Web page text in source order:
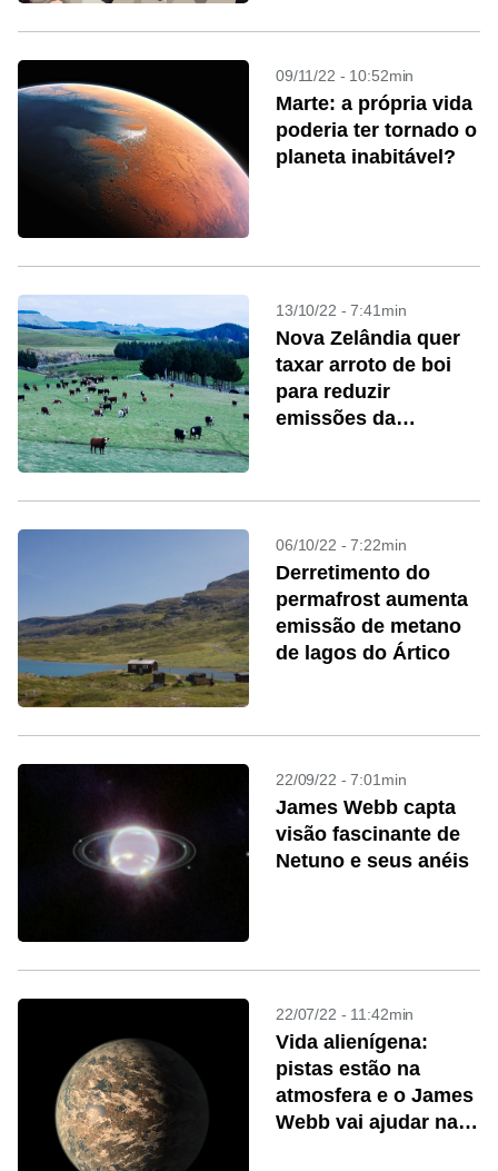
09/11/22 - 10:52min
Marte: a própria vida
poderia ter tornado o
planeta inabitável?
13/10/22 - 7:41min
Nova Zelândia quer
taxar arroto de boi
para reduzir
emissões da
06/10/22 - 7:22min
Derretimento do
permafrost aumenta
emissão de metano
de lagos do Ártico
22/09/22 - 7:01min
James Webb capta
visão fascinante de
Netuno e seus anéis
22/07/22 - 11:42min
Vida alienígena:
pistas estão na
atmosfera e o James
Webb vai ajudar na